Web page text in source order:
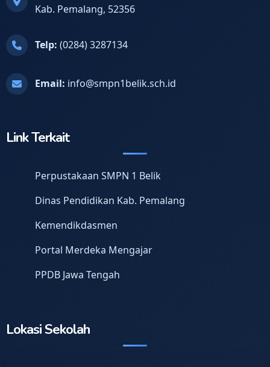
Kab. Pemalang, 52356
Telp: (0284) 3287134
Email: info@smpn1belik.sch.id
Link Terkait
Perpustakaan SMPN 1 Belik
Dinas Pendidikan Kab. Pemalang
Kemendikdasmen
Portal Merdeka Mengajar
PPDB Jawa Tengah
Lokasi Sekolah